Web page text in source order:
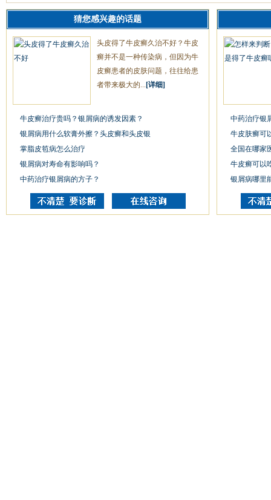
猜您感兴趣的话题
头皮得了牛皮癣久治不好？牛皮
癣并不是一种传染病，但因为牛
皮癣患者的皮肤问题，往往给患
者带来极大的... [详细]
牛皮癣治疗贵吗？银屑病的诱发因素？
银屑病用什么软膏外擦？头皮癣和头皮银
掌脂皮笣病怎么治疗
银屑病对寿命有影响吗？
中药治疗银屑病的方子？
中药治疗银
牛皮肤癣可
全国在哪家
牛皮癣可以
银屑病哪里